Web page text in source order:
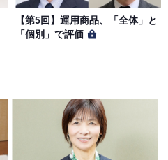
【第5回】運用商品、「全体」と
「個別」で評価